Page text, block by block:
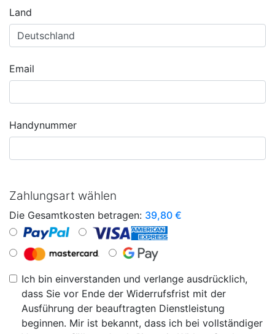
Land
Email
Handynummer
Zahlungsart wählen
Die Gesamtkosten betragen: 39,80 €
Ich bin einverstanden und verlange ausdrücklich,
dass Sie vor Ende der Widerrufsfrist mit der
Ausführung der beauftragten Dienstleistung
beginnen. Mir ist bekannt, dass ich bei vollständiger